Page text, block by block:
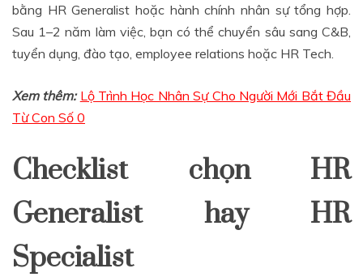
bằng HR Generalist hoặc hành chính nhân sự tổng hợp.
Sau 1–2 năm làm việc, bạn có thể chuyển sâu sang C&B,
tuyển dụng, đào tạo, employee relations hoặc HR Tech.
Xem thêm: Lộ Trình Học Nhân Sự Cho Người Mới Bắt Đầu
Từ Con Số 0
Checklist chọn HR
Generalist hay HR
Specialist